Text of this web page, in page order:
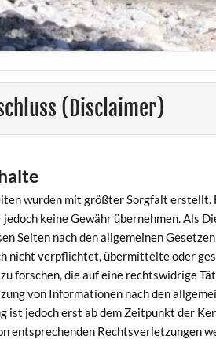
(Disclaimer)
wurden mit größter Sorgfalt
keine Gewähr übernehmen. Als
Seiten nach den allgemeinen
nicht verpflichtet, übermittelte oder
forschen, die auf eine rechtswidrige
von Informationen nach den
ist jedoch erst ab dem Zeitpunkt der
entsprechenden Rechtsverletzungen